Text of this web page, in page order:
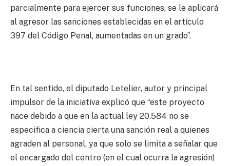
parcialmente para ejercer sus funciones, se le aplicará
al agresor las sanciones establecidas en el artículo
397 del Código Penal, aumentadas en un grado”.
En tal sentido, el diputado Letelier, autor y principal
impulsor de la iniciativa explicó que “este proyecto
nace debido a que en la actual ley 20.584 no se
especifica a ciencia cierta una sanción real a quienes
agraden al personal, ya que solo se limita a señalar que
el encargado del centro (en el cual ocurra la agresión)